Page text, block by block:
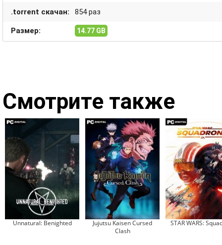
.torrent скачан: 854 раз
Размер: 14.77 GB
Смотрите также
Unnatural: Benighted
Jujutsu Kaisen Cursed
Clash
STAR WARS: